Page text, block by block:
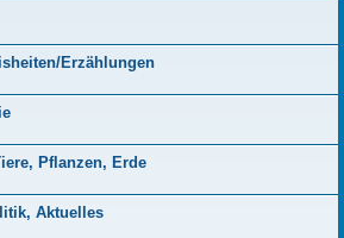
Erzählungen
Pflanzen, Erde
Aktuelles